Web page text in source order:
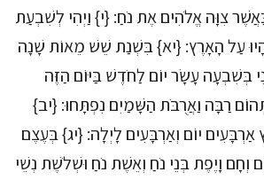
צִוָּה אֱלֹהִים אֶת נֹחַ: {י} וַיְהִי לְשִׁבְעַת
עַל הָאָרֶץ: {יא} בִּשְׁנַת שֵׁשׁ מֵאוֹת שָׁנָה
בְּשִׁבְעָה עָשָׂר יוֹם לַחֹדֶשׁ בַּיּוֹם הַזֶּה
רַבָּה וַאֲרֻבֹּת הַשָּׁמַיִם נִפְתָּחוּ: {יב}
יוֹם וְאַרְבָּעִים לָיְלָה: {יג} בְּעֶצֶם
וְחָם וָיֶפֶת בְּנֵי נֹחַ וְאֵשֶׁת נֹחַ וּשְׁלֹשֶׁת נְשֵׁי